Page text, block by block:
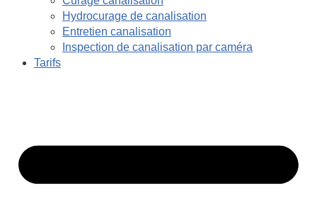
Hydrocurage de canalisation
Entretien canalisation
Inspection de canalisation par caméra
Tarifs